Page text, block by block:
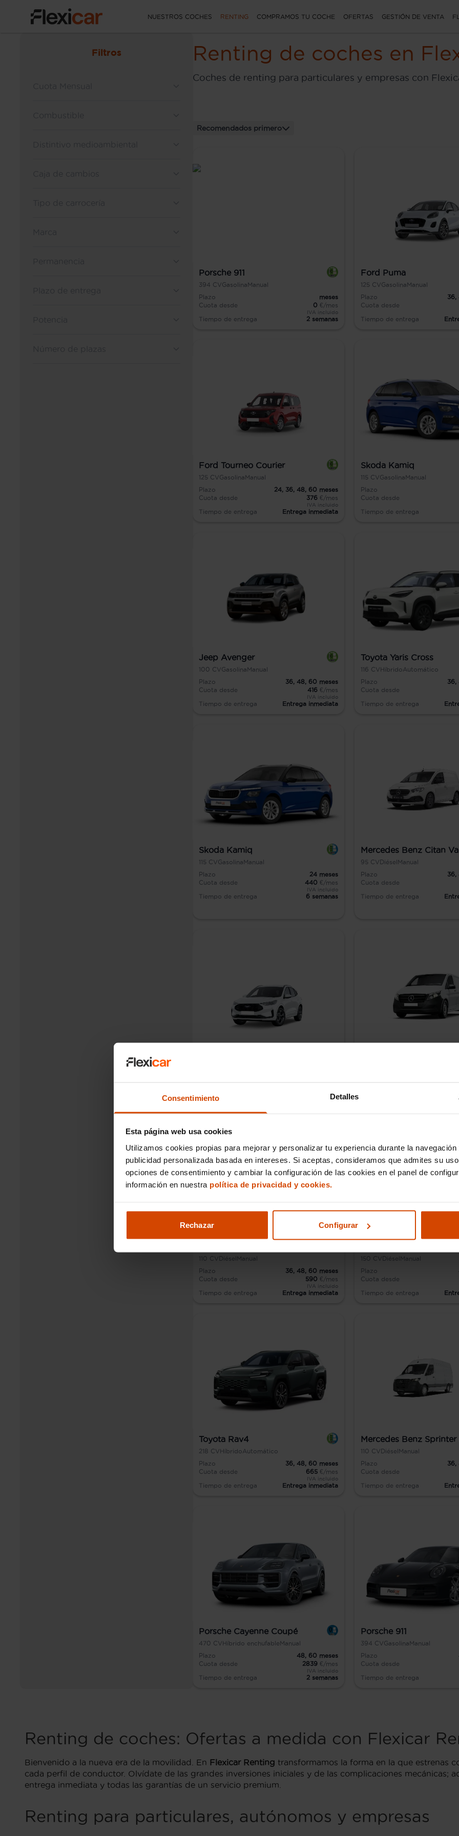
Consentimiento Detalles
Esta página web usa cookies
Utilizamos cookies propias para mejorar y personalizar tu experiencia durante la
publicidad personalizada basada en intereses. Si aceptas, consideramos que admites su
opciones de consentimiento y cambiar la configuración de las cookies en el panel de
información en nuestra política de privacidad y cookies.
Rechazar Configurar
NUESTROS COCHES RENTING COMPRAMOS TU COCHE OFERTAS GESTIÓN DE VENTA
Filtros Renting de coches en
Coches de renting para particulares y empresas con
Recomendados primero
Porsche 911
394 CVGasolina Manual
Plazo
meses
Cuota desde
0 €/mes
IVA incluido
Tiempo de entrega 2 semanas
Ford Puma
125 CVGasolina Manual
Plazo
36,
Cuota desde
Tiempo de entrega
Ford Tourneo Courier
125 CVGasolinaManual
Plazo
24, 36, 48, 60 meses
Cuota desde
376 €/mes
IVA incluido
Tiempo de entrega Entrega inmediata
Skoda Kamiq
115 CVGasolinaManual
Plazo
Cuota desde
Tiempo de entrega
Jeep Avenger
100 CVGasolina Manual
Plazo
36, 48, 60 meses
Cuota desde
416 €/mes
IVA incluido
Tiempo de entrega Entrega inmediata
Toyota Yaris Cross
116 CV HíbridoAutomático
Plazo
36,
Cuota desde
Tiempo de entrega
Skoda Kamiq
115 CVGasolinaManual
Plazo
24 meses
Cuota desde
440 €/mes
IVA incluido
Tiempo de entrega 6 semanas
Mercedes Benz Citan
95 CVDiéselManual
Plazo
36,
Cuota desde
Tiempo de entrega
IVA incluido
Tiempo de entrega Entrega inmediata
110 CV Diésel Manual
Plazo
36, 48, 60 meses
Cuota desde
590 €/mes
IVA incluido
Tiempo de entrega Entrega inmediata
150 CV Diésel Manual
Plazo
Cuota desde
Tiempo de entrega
Toyota Rav4
218 CVHíbridoAutomático
Plazo
36, 48, 60 meses
Cuota desde
665 €/mes
IVA incluido
Tiempo de entrega Entrega inmediata
Mercedes Benz Sprinter
110 CVDiéselManual
Plazo
36,
Cuota desde
Tiempo de entrega
Porsche Cayenne Coupé
470 CV Híbrido enchufable Manual
Plazo
48, 60 meses
Cuota desde
2839 €/mes
IVA incluido
Tiempo de entrega 2 semanas
Porsche 911
394 CVGasolina Manual
Plazo
Cuota desde
Tiempo de entrega
Renting de coches: Ofertas a medida con Flexicar
Bienvenido a la nueva era de la movilidad. En Flexicar Renting transformamos la forma en la que estrenas
cada perfil de conductor. Olvídate de las grandes inversiones iniciales y de las complicaciones mecánicas;
entrega inmediata y todas las garantías de un servicio premium.
Renting para particulares, autónomos y empresas